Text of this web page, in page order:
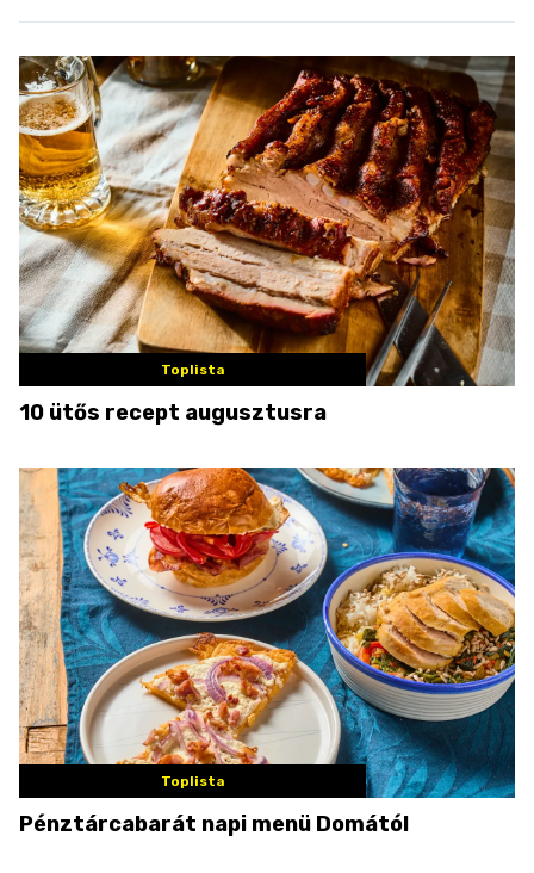
Toplista
10 ütős recept augusztusra
Toplista
Pénztárcabarát napi menü Domától